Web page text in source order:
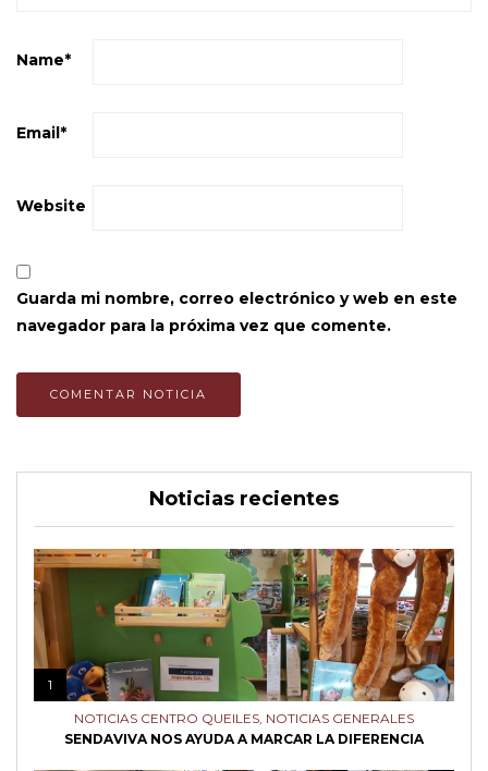
Name*
Email*
Website
Guarda mi nombre, correo electrónico y web en este
navegador para la próxima vez que comente.
Noticias recientes
1
NOTICIAS CENTRO QUEILES NOTICIAS GENERALES
SENDAVIVA NOS AYUDA A MARCAR LA DIFERENCIA